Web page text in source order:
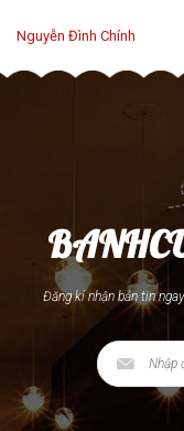
Nguyễn Đình Chính
Đăng kí nhận bản tin